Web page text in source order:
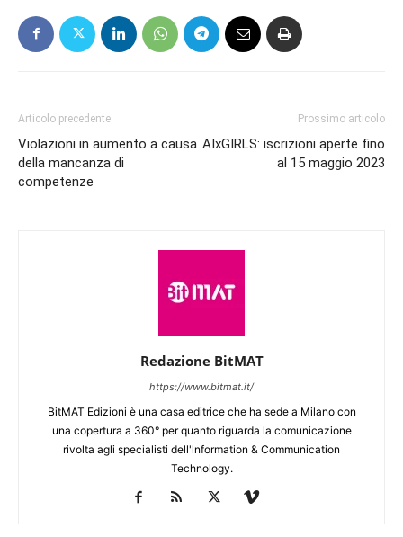
Articolo precedente
Violazioni in aumento a causa
della mancanza di
competenze
Prossimo articolo
AIxGIRLS: iscrizioni aperte fino
al 15 maggio 2023
Redazione BitMAT
https://www.bitmat.it/
BitMAT Edizioni è una casa editrice che ha sede a Milano con
una copertura a 360° per quanto riguarda la comunicazione
rivolta agli specialisti dell'lnformation & Communication
Technology.